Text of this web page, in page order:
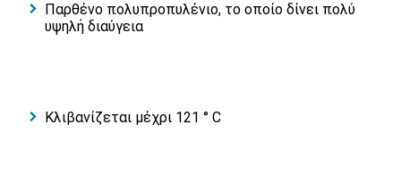
Παρθένο πολυπροπυλένιο, το οποίο δίνει πολύ
υψηλή διαύγεια
Κλιβανίζεται μέχρι 121 ° C